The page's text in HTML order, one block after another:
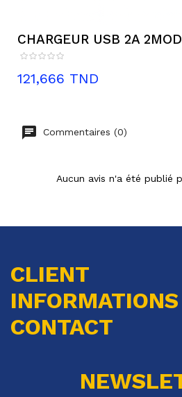
CHARGEUR USB 2A
Prix
121,666 TND
Commentaires (0)
Aucun avis n'a été publié
CLIENT
INFORMATIONS
CONTACT